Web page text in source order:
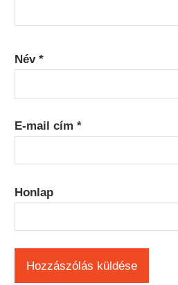
Név*
E-mail cím*
Honlap